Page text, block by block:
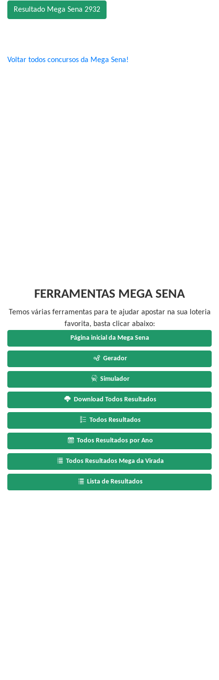
Resultado Mega Sena 2932
Voltar todos concursos da Mega Sena!
FERRAMENTAS MEGA SENA
Temos várias ferramentas para te ajudar apostar na sua loteria
favorita, basta clicar abaixo:
Página inicial da Mega Sena
Gerador
Simulador
Download Todos Resultados
Todos Resultados
Todos Resultados por Ano
Todos Resultados Mega da Virada
Lista de Resultados